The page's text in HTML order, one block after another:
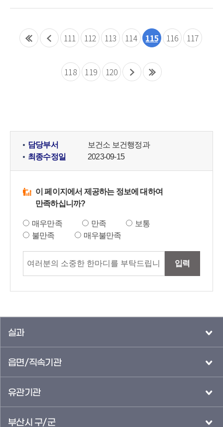
111 112 113 114 115 116 117
118 119 120
담당부서
보건소 보건행정과
최종수정일
2023-09-15
이 페이지에서 제공하는 정보에 대하여
만족하십니까?
매우만족 만족
보통
불만족
매우불만족
입력
실과
읍면/직속기관
유관기관
부산시 구/군